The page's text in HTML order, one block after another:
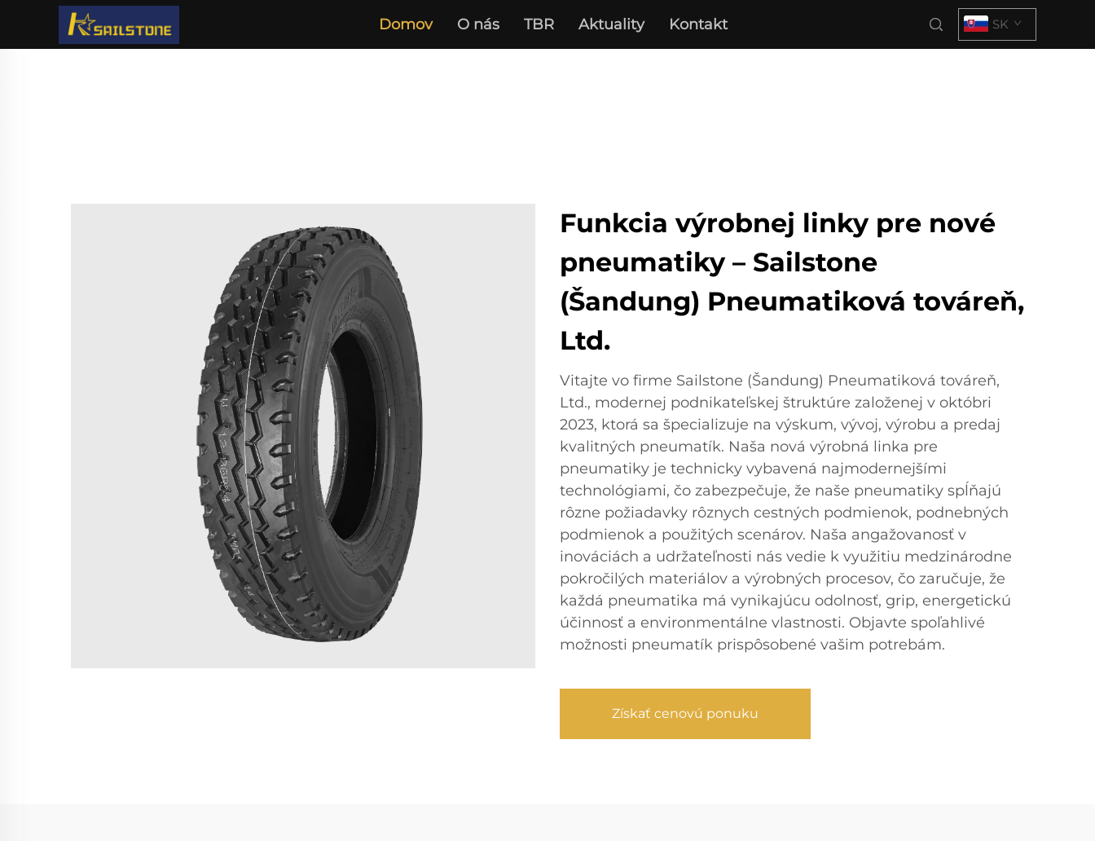
Domov O nás TBR Aktuality Kontakt SK
Funkcia výrobnej linky pre nové
pneumatiky – Sailstone
(Šandung) Pneumatiková továreň,
Ltd.
Vitajte vo firme Sailstone (Šandung) Pneumatiková továreň,
Ltd., modernej podnikateľskej štruktúre založenej v októbri
2023, ktorá sa špecializuje na výskum, vývoj, výrobu a predaj
kvalitných pneumatík. Naša nová výrobná linka pre
pneumatiky je technicky vybavená najmodernejšími
technológiami, čo zabezpečuje, že naše pneumatiky spĺňajú
rôzne požiadavky rôznych cestných podmienok, podnebných
podmienok a použitých scenárov. Naša angažovanosť v
inováciách a udržateľnosti nás vedie k využitiu medzinárodne
pokročilých materiálov a výrobných procesov, čo zaručuje, že
každá pneumatika má vynikajúcu odolnosť, grip, energetickú
účinnosť a environmentálne vlastnosti. Objavte spoľahlivé
možnosti pneumatík prispôsobené vašim potrebám.
Získať cenovú ponuku